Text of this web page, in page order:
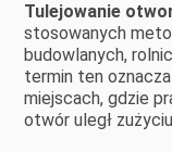
Tulejowanie
stosowanych
budowlanych,
termin ten
miejscach, gdzie
otwór uległ